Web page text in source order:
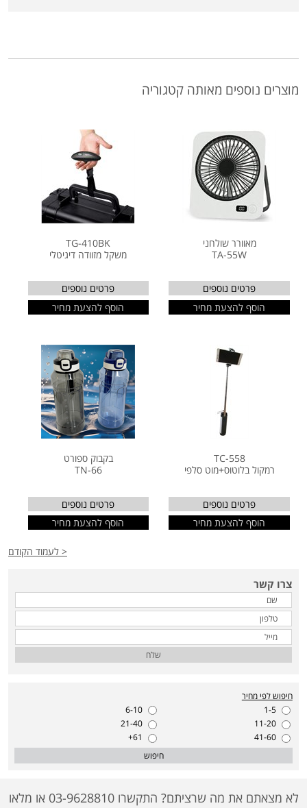
מוצרים נוספים מאותה קטגוריה
מאוורר שולחני
TA-55W
פרטים נוספים
הוסף להצעת מחיר
TG-410BK
משקל מזוודה דיגיטלי
פרטים נוספים
הוסף להצעת מחיר
TC-558
רמקול בלוטוס+מוט סלפי
פרטים נוספים
הוסף להצעת מחיר
בקבוק ספורט
TN-66
פרטים נוספים
הוסף להצעת מחיר
< לעמוד הקודם
צרו קשר
שלח
חיפוש לפי מחיר
1-5
6-10
11-20
21-40
41-60
61+
חיפוש
לא מצאתם את מה שרציתם? התקשרו 03-9628810 או מלאו